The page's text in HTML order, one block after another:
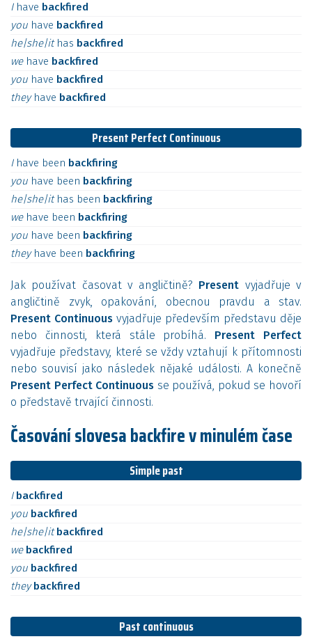
I have backfired
you have backfired
he|she|it has backfired
we have backfired
you have backfired
they have backfired
Present Perfect Continuous
I have been backfiring
you have been backfiring
he|she|it has been backfiring
we have been backfiring
you have been backfiring
they have been backfiring
Jak používat časovat v angličtině? Present vyjadřuje v
angličtině zvyk, opakování, obecnou pravdu a stav.
Present Continuous vyjadřuje především představu děje
nebo činnosti, která stále probíhá. Present Perfect
vyjadřuje představy, které se vždy vztahují k přítomnosti
nebo souvisí jako následek nějaké události. A konečně
Present Perfect Continuous se používá, pokud se hovoří
o představě trvající činnosti.
Časování slovesa backfire v minulém čase
Simple past
I backfired
you backfired
he|she|itbackfired
we backfired
you backfired
theybackfired
Past continuous